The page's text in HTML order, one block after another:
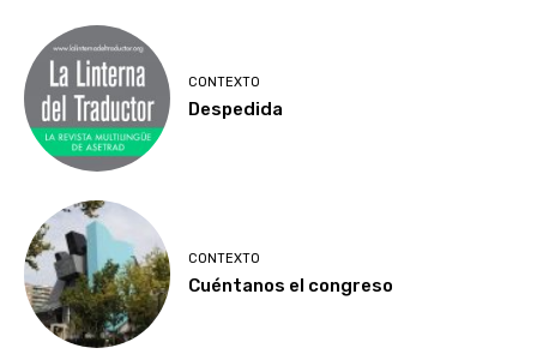
CONTEXTO
Despedida
CONTEXTO
Cuéntanos el congreso